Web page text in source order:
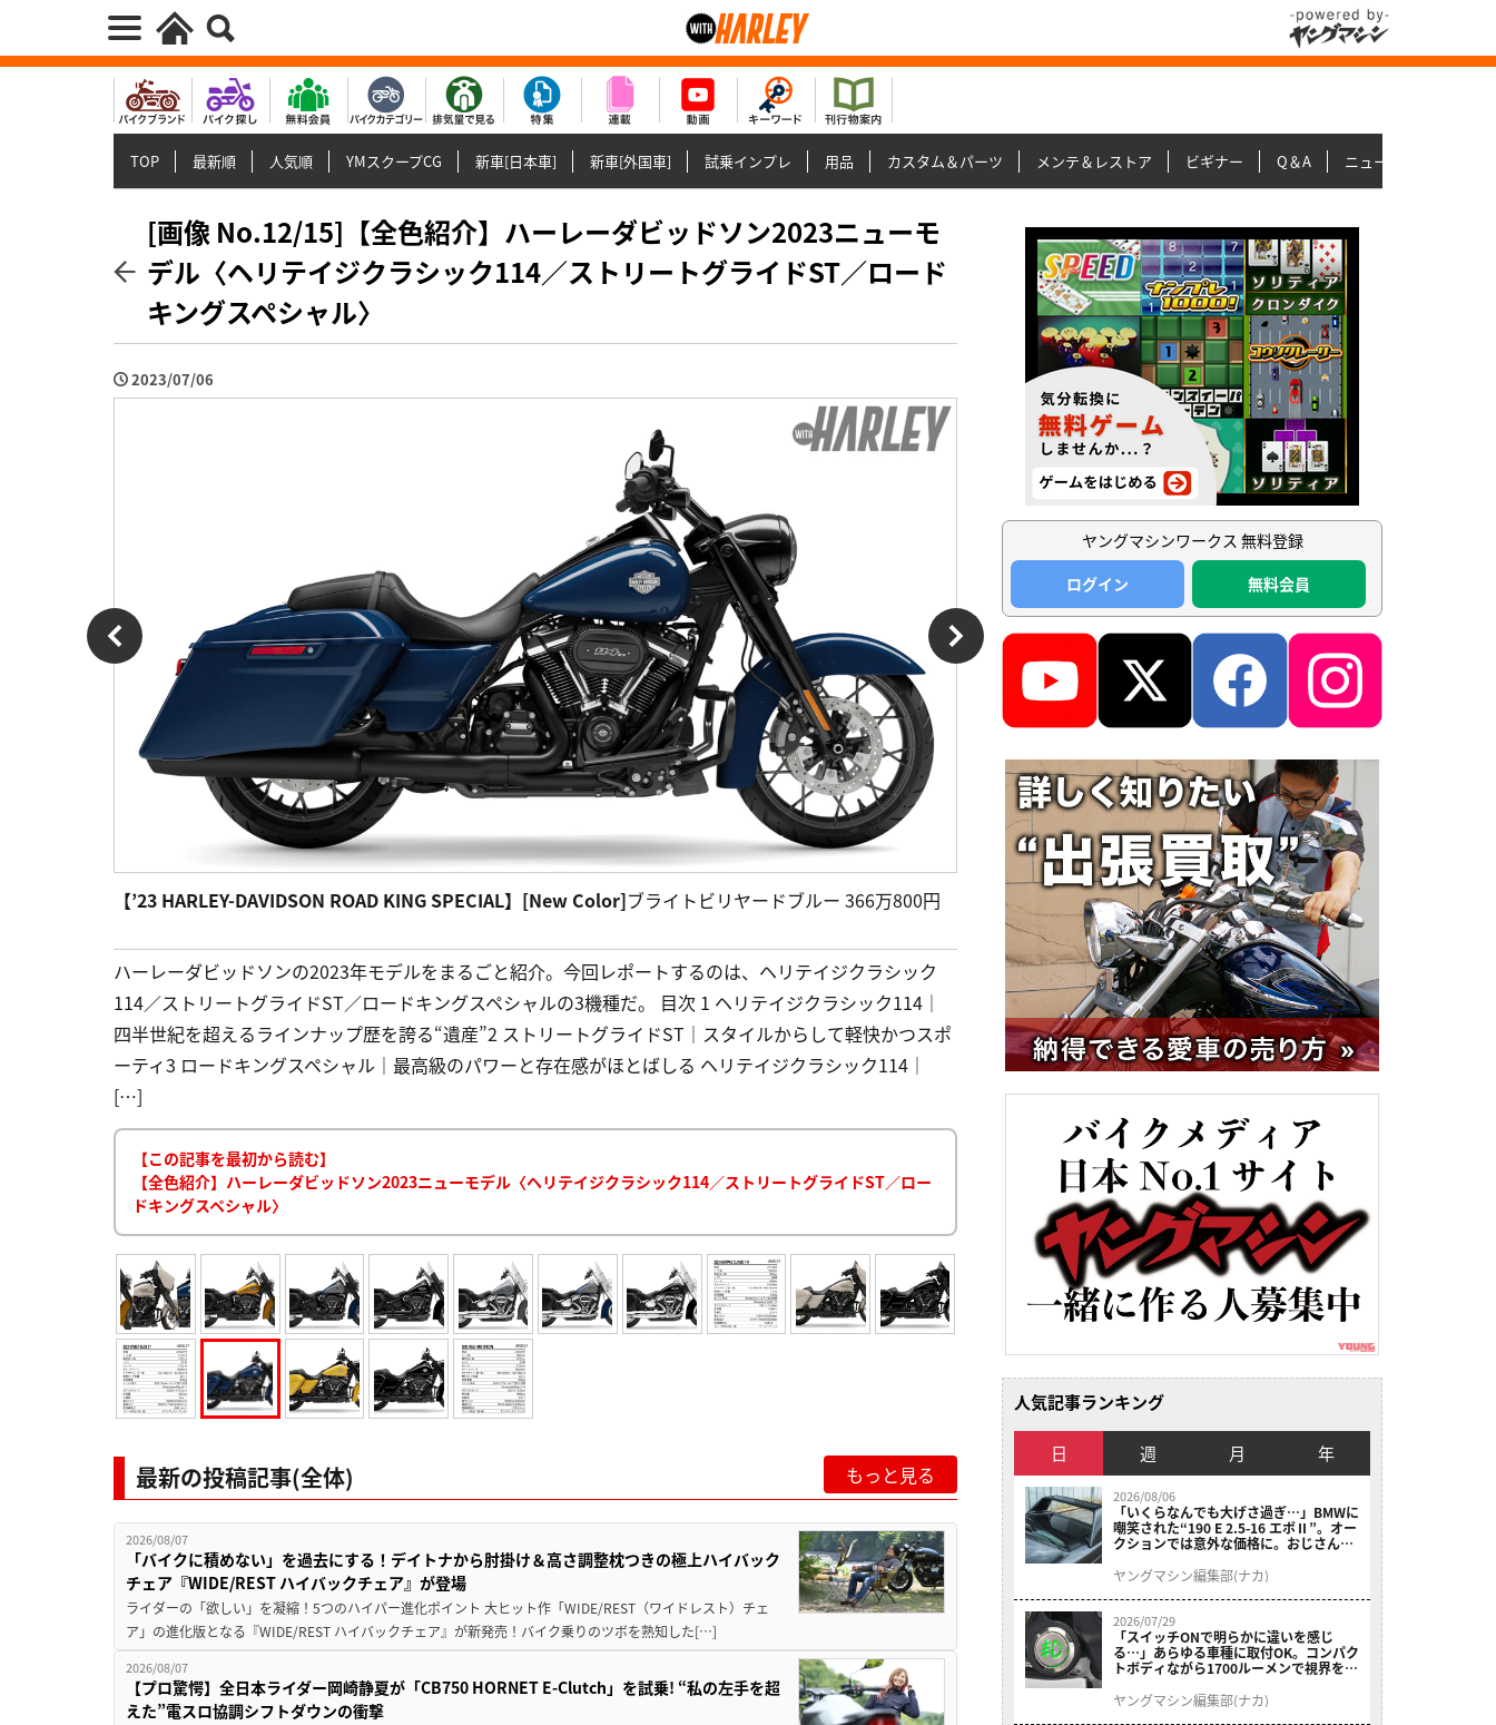
TOP 最新順 人気順 YMスクープCG 新車[日本車] 新車[外国車] 試乗インプレ 用品 カスタム＆パーツ メンテ＆レストア ビギナー Q＆A ニュース＆トピックス
[画像 No.12/15]【全色紹介】ハーレーダビッドソン2023ニューモ
デル〈ヘリテイジクラシック114／ストリートグライドST／ロード
キングスペシャル〉
2023/07/06
【’23 HARLEY-DAVIDSON ROAD KING SPECIAL】[New Color]ブライトビリヤードブルー 366万800円
ハーレーダビッドソンの2023年モデルをまるごと紹介。今回レポートするのは、ヘリテイジクラシック
114／ストリートグライドST／ロードキングスペシャルの3機種だ。 目次 1 ヘリテイジクラシック114｜
四半世紀を超えるラインナップ歴を誇る“遺産”2 ストリートグライドST｜スタイルからして軽快かつスポ
ーティ3 ロードキングスペシャル｜最高級のパワーと存在感がほとばしる ヘリテイジクラシック114｜
[…]
【この記事を最初から読む】
【全色紹介】ハーレーダビッドソン2023ニューモデル〈ヘリテイジクラシック114／ストリートグライドST／ロー
ドキングスペシャル〉
最新の投稿記事(全体) もっと見る
2026/08/07
「バイクに積めない」を過去にする！デイトナから肘掛け＆高さ調整枕つきの極上ハイバック
チェア『WIDE/REST ハイバックチェア』が登場
ライダーの「欲しい」を凝縮！5つのハイパー進化ポイント 大ヒット作「WIDE/REST（ワイドレスト）チェ
ア」の進化版となる『WIDE/REST ハイバックチェア』が新発売！バイク乗りのツボを熟知した[…]
2026/08/07
【プロ驚愕】全日本ライダー岡崎静夏が「CB750 HORNET E-Clutch」を試乗! “私の左手を超
えた”電スロ協調シフトダウンの衝撃
ヤングマシンワークス 無料登録
ログイン
無料会員
人気記事ランキング
日 週 月 年
2026/08/06
「いくらなんでも大げさ過ぎ…」BMWに
嘲笑された“190 E 2.5-16 エボⅡ”。オー
クションでは意外な価格に。おじさん達
ヤングマシン編集部(ナカ)
2026/07/29
「スイッチONで明らかに違いを感じ
る…」あらゆる車種に取付OK。コンパク
トボディながら1700ルーメンで視界を確
ニット プレシャスレイ スモール］
ヤングマシン編集部(ナカ)